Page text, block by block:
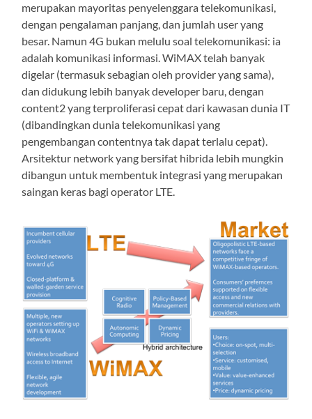
merupakan mayoritas penyelenggara telekomunikasi,
dengan pengalaman panjang, dan jumlah user yang
besar. Namun 4G bukan melulu soal telekomunikasi: ia
adalah komunikasi informasi. WiMAX telah banyak
digelar (termasuk sebagian oleh provider yang sama),
dan didukung lebih banyak developer baru, dengan
content2 yang terproliferasi cepat dari kawasan dunia IT
(dibandingkan dunia telekomunikasi yang
pengembangan contentnya tak dapat terlalu cepat).
Arsitektur network yang bersifat hibrida lebih mungkin
dibangun untuk membentuk integrasi yang merupakan
saingan keras bagi operator LTE.